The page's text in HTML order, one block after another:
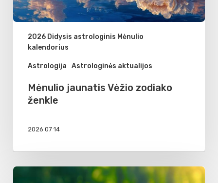
2026 Didysis astrologinis Mėnulio
kalendorius
Astrologija Astrologinės aktualijos
Mėnulio jaunatis Vėžio zodiako
ženkle
2026 07 14